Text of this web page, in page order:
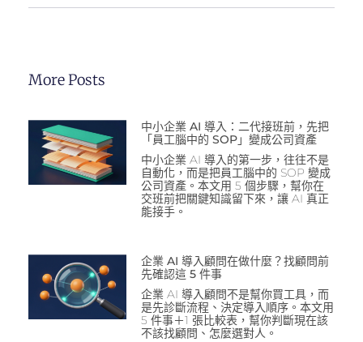
More Posts
中小企業 AI 導入：二代接班前，先把
「員工腦中的 SOP」變成公司資產
中小企業 AI 導入的第一步，往往不是
自動化，而是把員工腦中的 SOP 變成
公司資產。本文用 5 個步驟，幫你在
交班前把關鍵知識留下來，讓 AI 真正
能接手。
企業 AI 導入顧問在做什麼？找顧問前
先確認這 5 件事
企業 AI 導入顧問不是幫你買工具，而
是先診斷流程、決定導入順序。本文用
5 件事＋1 張比較表，幫你判斷現在該
不該找顧問、怎麼選對人。